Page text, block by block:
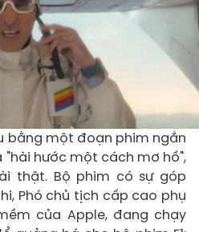
bằng một đoạn phim ngắn
hước một cách mơ hồ",
thật. Bộ phim có sự góp
Phó chủ tịch cấp cao phụ
của Apple, đang chạy